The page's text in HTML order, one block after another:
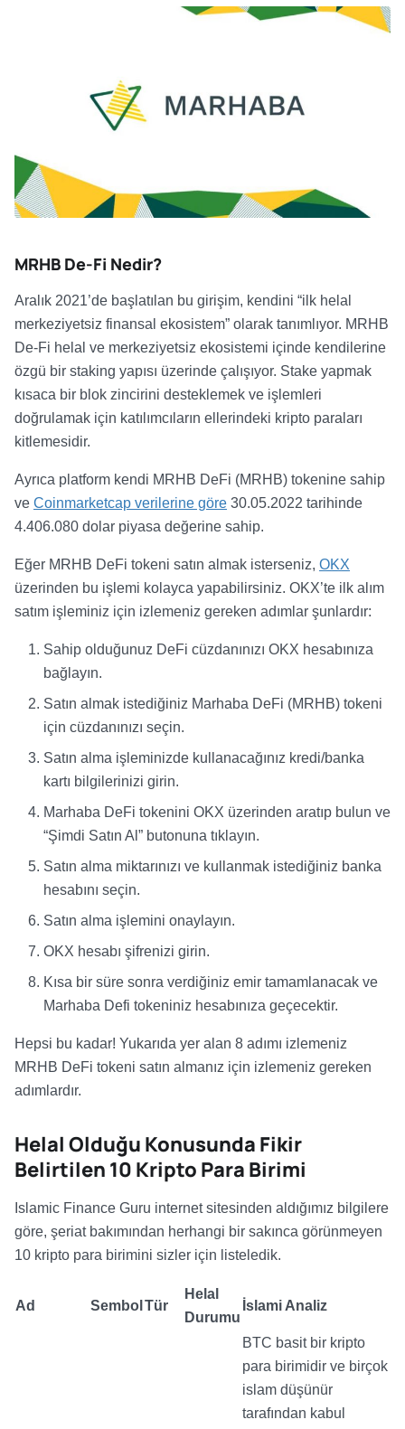
MRHB De-Fi Nedir?
Aralık 2021’de başlatılan bu girişim, kendini “ilk helal
merkeziyetsiz finansal ekosistem” olarak tanımlıyor. MRHB
De-Fi helal ve merkeziyetsiz ekosistemi içinde kendilerine
özgü bir staking yapısı üzerinde çalışıyor. Stake yapmak
kısaca bir blok zincirini desteklemek ve işlemleri
doğrulamak için katılımcıların ellerindeki kripto paraları
kitlemesidir.
Ayrıca platform kendi MRHB DeFi (MRHB) tokenine sahip
ve Coinmarketcap verilerine göre 30.05.2022 tarihinde
4.406.080 dolar piyasa değerine sahip.
Eğer MRHB DeFi tokeni satın almak isterseniz, OKX
üzerinden bu işlemi kolayca yapabilirsiniz. OKX’te ilk alım
satım işleminiz için izlemeniz gereken adımlar şunlardır:
Sahip olduğunuz DeFi cüzdanınızı OKX hesabınıza
bağlayın.
Satın almak istediğiniz Marhaba DeFi (MRHB) tokeni
için cüzdanınızı seçin.
Satın alma işleminizde kullanacağınız kredi/banka
kartı bilgilerinizi girin.
Marhaba DeFi tokenini OKX üzerinden aratıp bulun ve
“Şimdi Satın Al” butonuna tıklayın.
Satın alma miktarınızı ve kullanmak istediğiniz banka
hesabını seçin.
Satın alma işlemini onaylayın.
OKX hesabı şifrenizi girin.
Kısa bir süre sonra verdiğiniz emir tamamlanacak ve
Marhaba Defi tokeniniz hesabınıza geçecektir.
Hepsi bu kadar! Yukarıda yer alan 8 adımı izlemeniz
MRHB DeFi tokeni satın almanız için izlemeniz gereken
adımlardır.
Helal Olduğu Konusunda Fikir
Belirtilen 10 Kripto Para Birimi
Islamic Finance Guru internet sitesinden aldığımız bilgilere
göre, şeriat bakımından herhangi bir sakınca görünmeyen
10 kripto para birimini sizler için listeledik.
Ad Sembol Tür
Helal
Durumu
İslami Analiz
BTC basit bir kripto
para birimidir ve birçok
islam düşünür
tarafından kabul